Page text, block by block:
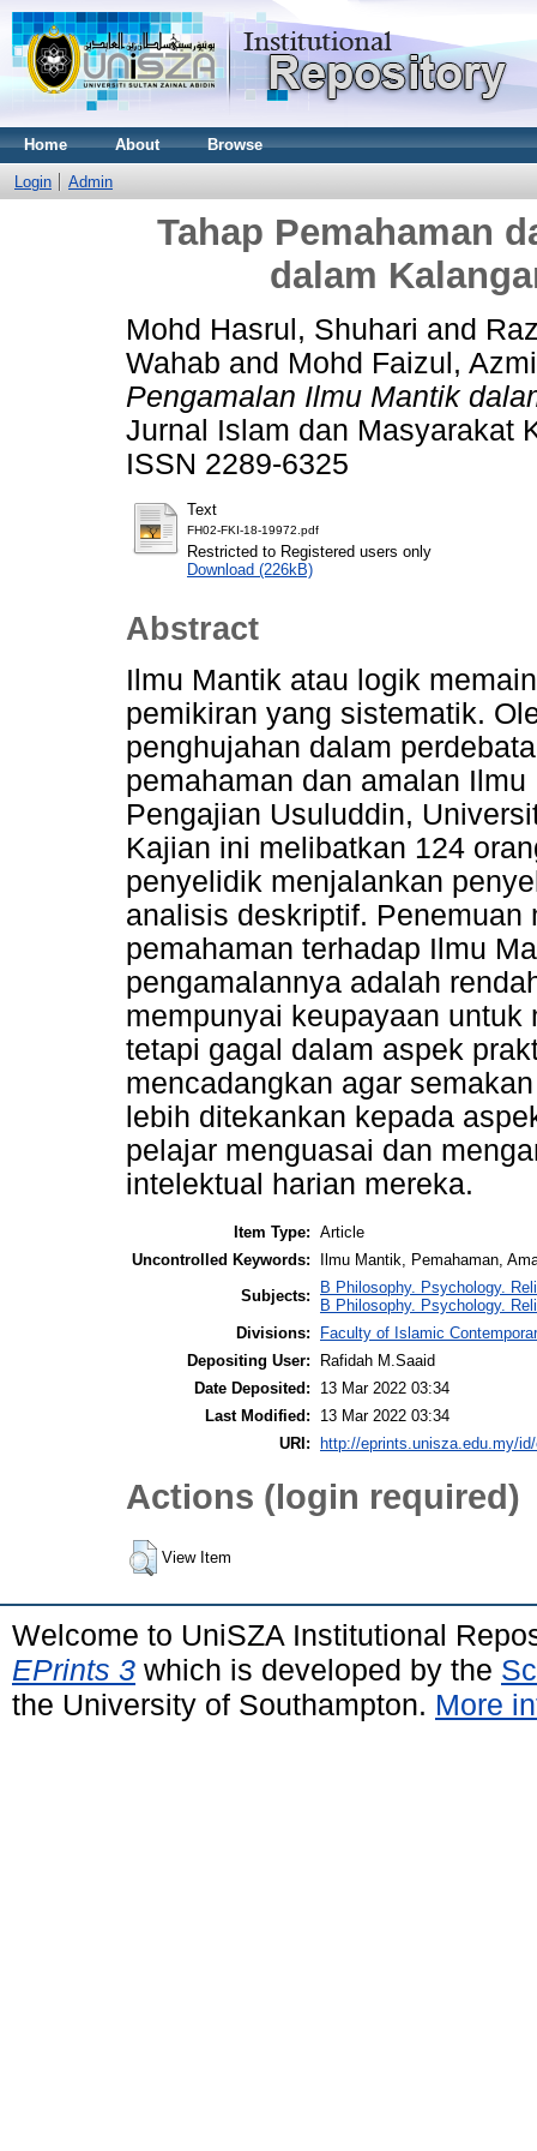
Home About Browse
Login Admin
Tahap Pemahaman
dalam
Mohd Hasrul, Shuhari and
Wahab and Mohd Faizul, Azmi
Pengamalan Ilmu Mantik
Jurnal Islam dan Masyarakat
ISSN 2289-6325
Text
FH02-FKI-18-19972.pdf
Restricted to Registered users only
Download (226kB)
Abstract
Ilmu Mantik atau logik
pemikiran yang sistematik.
penghujahan dalam
pemahaman dan amalan
Pengajian Usuluddin,
Kajian ini melibatkan 124
penyelidik menjalankan
analisis deskriptif. Penemuan
pemahaman terhadap Ilmu
pengamalannya adalah
mempunyai keupayaan
tetapi gagal dalam aspek
mencadangkan agar
lebih ditekankan kepada
pelajar menguasai dan
intelektual harian mereka.
Item Type: Article
Uncontrolled Keywords:
Ilmu Mantik, Pemahaman,
Subjects:
B Philosophy. Psychology.
B Philosophy. Psychology.
Divisions:
Faculty of Islamic
Depositing User:
Rafidah M.Saaid
Date Deposited:
13 Mar 2022 03:34
Last Modified:
13 Mar 2022 03:34
URI:
http://eprints.unisza.edu.my/
Actions (login required)
View Item
Welcome to UniSZA Institutional
EPrints 3 which is developed by the
the University of Southampton. More